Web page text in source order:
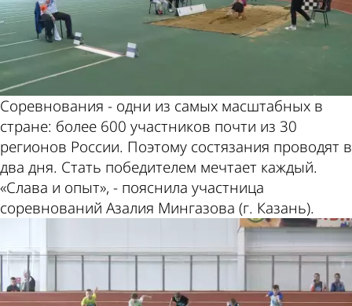
Соревнования - одни из самых масштабных в
стране: более 600 участников почти из 30
регионов России. Поэтому состязания проводят в
два дня. Стать победителем мечтает каждый.
«Слава и опыт», - пояснила участница
соревнований Азалия Мингазова (г. Казань).